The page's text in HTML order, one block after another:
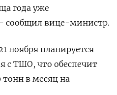
года уже
- сообщил вице-министр.
ноября планируется
с ТШО, что обеспечит
тонн в месяц на